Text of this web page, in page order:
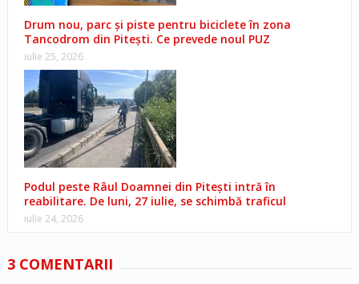
Drum nou, parc și piste pentru biciclete în zona
Tancodrom din Pitești. Ce prevede noul PUZ
iulie 25, 2026
Podul peste Râul Doamnei din Pitești intră în
reabilitare. De luni, 27 iulie, se schimbă traficul
iulie 24, 2026
3 COMENTARII